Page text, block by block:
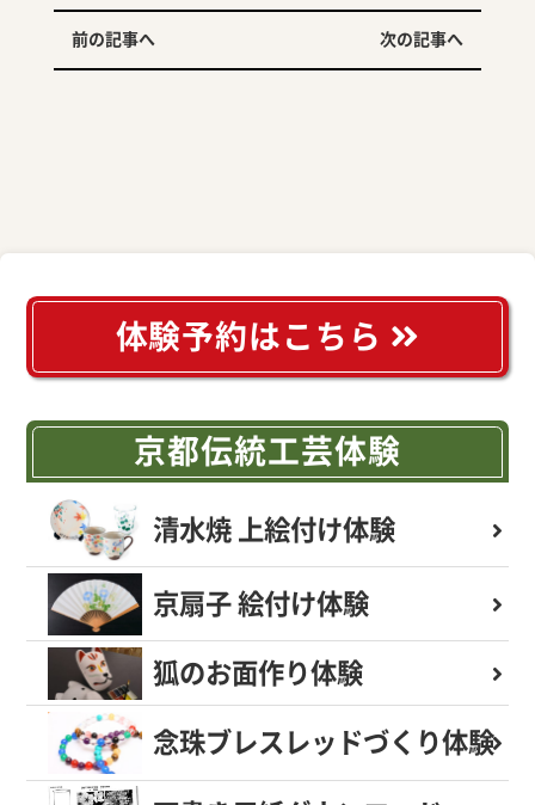
体験予約はこちら
京都伝統工芸体験
清水焼 上絵付け体験
京扇子 絵付け体験
狐のお面作り体験
念珠ブレスレッドづくり体験
前の記事へ 次の記事へ